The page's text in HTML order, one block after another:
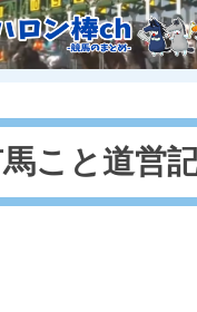
こと道営